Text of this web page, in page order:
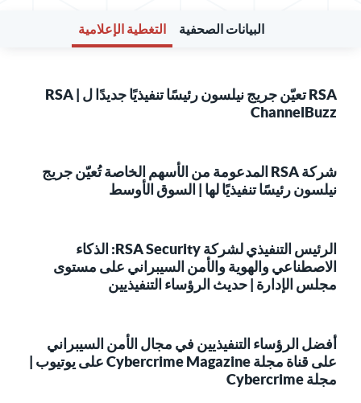
البيانات الصحفية التغطية الإعلامية
RSA تعيّن جريج نيلسون رئيسًا تنفيذيًا جديدًا ل RSA |
ChannelBuzz
شركة RSA المدعومة من الأسهم الخاصة تُعيّن جريج
نيلسون رئيسًا تنفيذيًا لها | السوق الأوسط
الرئيس التنفيذي لشركة RSA Security: الذكاء
الاصطناعي والهوية والأمن السيبراني على مستوى
مجلس الإدارة | حديث الرؤساء التنفيذيين
أفضل الرؤساء التنفيذيين في مجال الأمن السيبراني
على قناة مجلة Cybercrime Magazine على يوتيوب |
مجلة Cybercrime